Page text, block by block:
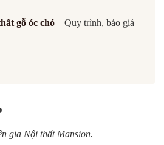
gỗ óc chó– Quy trình, báo giá
gia Nội thất Mansion.